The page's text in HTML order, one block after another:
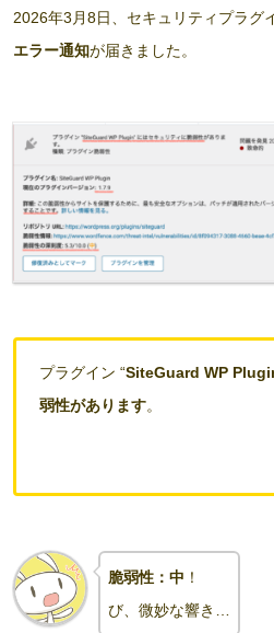
2026年3月8日、セキュリティプラグ
エラー通知が届きました。
プラグイン “SiteGuard WP
弱性があります。
脆弱性：中 ！
び、微妙な響き…